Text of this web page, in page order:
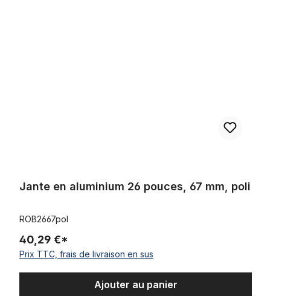
Jante en aluminium 26 pouces, 67 mm, poli
ROB2667pol
40,29 €*
Prix TTC, frais de livraison en sus
Ajouter au panier